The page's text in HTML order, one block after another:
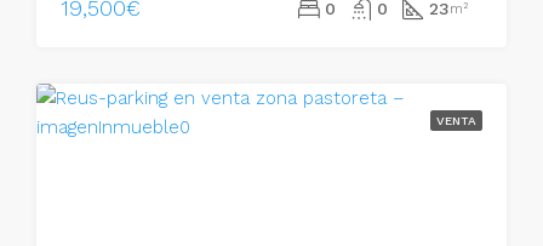
19,500€ 0 0 23m²
VENTA